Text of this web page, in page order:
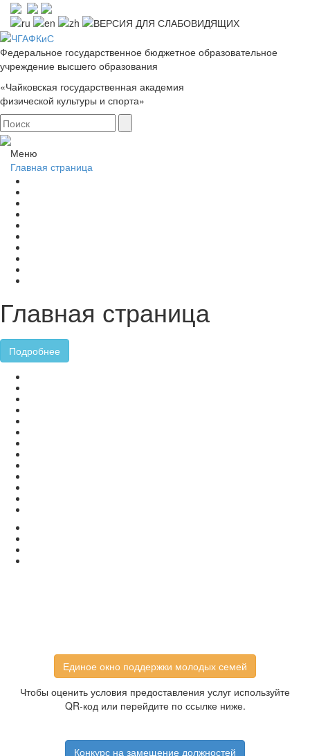
Федеральное государственное бюджетное образовательное
учреждение высшего образования
«Чайковская государственная академия
физической культуры и спорта»
Меню
Главная страница
Главная страница
Подробнее
Единое окно поддержки молодых семей
Чтобы оценить условия предоставления услуг используйте
QR-код или перейдите по ссылке ниже.
Конкурс на замещение должностей